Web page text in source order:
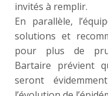
invités à remplir.
En parallèle,
solutions et
pour plus de
Bartaire prévient
seront